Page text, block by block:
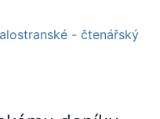
- čtenářský